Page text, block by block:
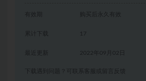
有效期 购买后永久有效
累计下载 17
2022年09月02日
下载遇到问题？可联系客服或留言反馈